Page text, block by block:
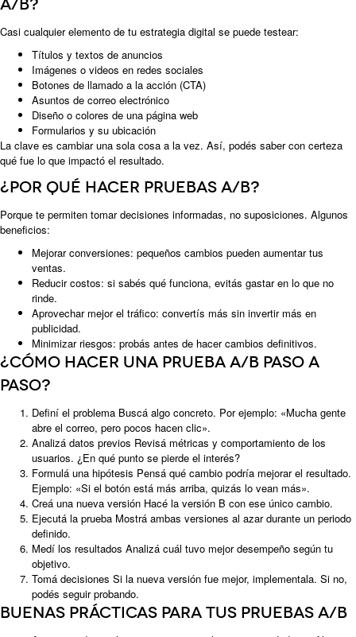
A/B?
Casi cualquier elemento de tu estrategia digital se puede testear:
Títulos y textos de anuncios
Imágenes o videos en redes sociales
Botones de llamado a la acción (CTA)
Asuntos de correo electrónico
Diseño o colores de una página web
Formularios y su ubicación
La clave es cambiar una sola cosa a la vez. Así, podés saber con certeza
qué fue lo que impactó el resultado.
¿Por qué hacer pruebas A/B?
Porque te permiten tomar decisiones informadas, no suposiciones. Algunos
beneficios:
Mejorar conversiones: pequeños cambios pueden aumentar tus
ventas.
Reducir costos: si sabés qué funciona, evitás gastar en lo que no
rinde.
Aprovechar mejor el tráfico: convertís más sin invertir más en
publicidad.
Minimizar riesgos: probás antes de hacer cambios definitivos.
¿Cómo hacer una prueba A/B paso a
paso?
Definí el problema Buscá algo concreto. Por ejemplo: «Mucha gente
abre el correo, pero pocos hacen clic».
Analizá datos previos Revisá métricas y comportamiento de los
usuarios. ¿En qué punto se pierde el interés?
Formulá una hipótesis Pensá qué cambio podría mejorar el resultado.
Ejemplo: «Si el botón está más arriba, quizás lo vean más».
Creá una nueva versión Hacé la versión B con ese único cambio.
Ejecutá la prueba Mostrá ambas versiones al azar durante un periodo
definido.
Medí los resultados Analizá cuál tuvo mejor desempeño según tu
objetivo.
Tomá decisiones Si la nueva versión fue mejor, implementala. Si no,
podés seguir probando.
Buenas prácticas para tus pruebas A/B